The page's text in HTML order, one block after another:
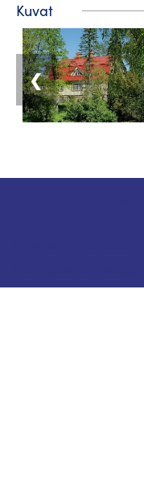
Kuvat
❮